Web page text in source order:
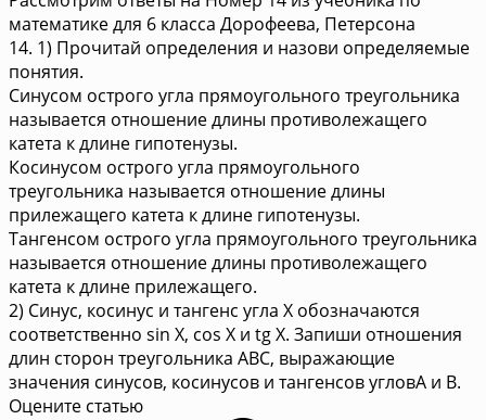
математике для 6 класса Дорофеева, Петерсона
14. 1) Прочитай определения и назови определяемые
понятия.
Синусом острого угла прямоугольного треугольника
называется отношение длины противолежащего
катета к длине гипотенузы.
Косинусом острого угла прямоугольного
треугольника называется отношение длины
прилежащего катета к длине гипотенузы.
Тангенсом острого угла прямоугольного треугольника
называется отношение длины противолежащего
катета к длине прилежащего.
2) Синус, косинус и тангенс угла X обозначаются
соответственно sin X, cos X и tg X. Запиши отношения
длин сторон треугольника АВС, выражающие
значения синусов, косинусов и тангенсов угловА и В.
Оцените статью